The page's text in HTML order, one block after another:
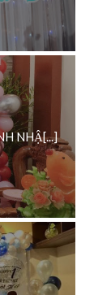
NHẬ[...]